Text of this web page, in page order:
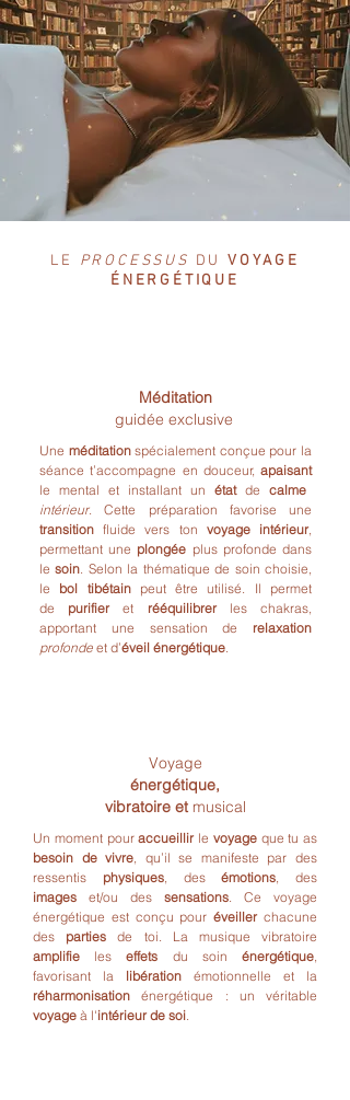
LE PROCESSUS DU VOYAGE
ÉNERGÉTIQUE
Méditation
guidée exclusive
Une méditationspécialement conçue pour la
séance t’accompagne en douceur, apaisant
le mental et installant un étatde calme
intérieur. Cette préparation favorise une
transition fluide vers ton voyage intérieur,
permettant une plongée plus profonde dans
lesoin. Selon la thématique de soin choisie,
le bol tibétainpeut être utilisé. Il permet
de purifieret rééquilibrerles chakras,
apportant une sensation de relaxation
profonde et d’éveil énergétique.
Voyage
énergétique,
vibratoire etmusical
Un moment pouraccueillirle voyageque tu as
besoin de vivre, qu’il se manifeste par des
ressentis physiques, desémotions, des
images et/ou des sensations. Ce voyage
énergétique est conçu pouréveillerchacune
des parties de toi. La musique vibratoire
amplifie leseffets du soinénergétique,
favorisant la libération émotionnelle et la
réharmonisation énergétique : un véritable
voyage à l'intérieur de soi.